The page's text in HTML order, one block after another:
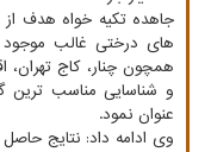
جاهده تکیه خواه هدف از
های درختی غالب موجود
همچون چنار، کاج
و شناسایی مناسب ترین
عنوان نمود.
وی ادامه داد: نتایج